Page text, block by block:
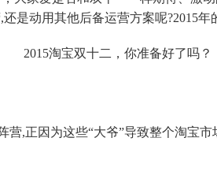
是动用其他后备运营方案呢?2015
营,正因为这些“大爷”导致整个淘宝